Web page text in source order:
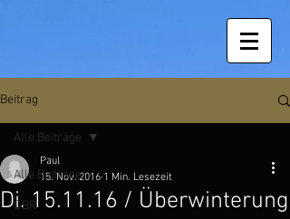
Beitrag
Alle Beiträge
GBR
Alle Beiträge
Di. 15.11.16 / Überwinterung
Paul
15. Nov. 2016 1 Min. Lesezeit